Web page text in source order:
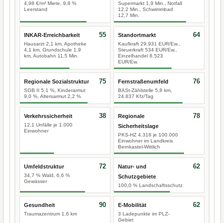
4,98 €/m² Miete, 9,8 %
Leerstand
Supermarkt 1,9 Min., Notfall
12,2 Min., Schwimmbad
12,7 Min.
INKAR-Erreichbarkeit
Hausarzt 2,1 km, Apotheke
4,1 km, Grundschule 1,9
km, Autobahn 11,5 Min.
55 Standortmarkt
Kaufkraft 29.931 EUR/Ew.,
Steuerkraft 534 EUR/Ew.,
Einzelhandel 8.523
EUR/Ew.
64
Regionale Sozialstruktur
SGB II 5,1 %, Kinderarmut
9,0 %, Altersarmut 2,2 %
75 Fernstraßenumfeld
BASt-Zählstelle 5,8 km,
24.837 Kfz/Tag
76
Verkehrssicherheit
12,1 Unfälle je 1.000
Einwohner
38
Regionale
Sicherheitslage
PKS-HZ 4.318 je 100.000
Einwohner im Landkreis
Bernkastel-Wittlich
78
Umfeldstruktur
34,7 % Wald, 6,6 %
Gewässer
72
Natur- und
Schutzgebiete
100,0 % Landschaftsschutz
62
Gesundheit
Traumazentrum 1,6 km
90 E-Mobilität
3 Ladepunkte im PLZ-
Gebiet
62